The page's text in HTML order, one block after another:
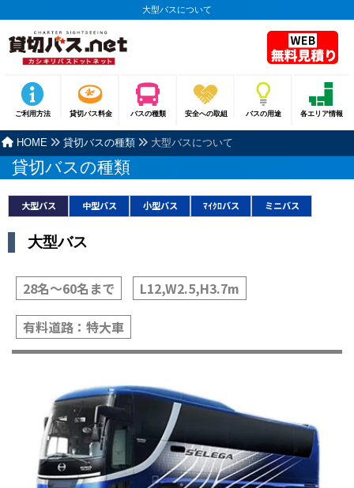
大型バスについて
ご利用方法 貸切バス料金 バスの種類 安全への取組 バスの用途 各エリア情報
HOME 貸切バスの種類 大型バスについて
貸切バスの種類
大型バス 中型バス 小型バス ﾏｲｸﾛバス ミニバス
大型バス
28名〜60名まで L12,W2.5,H3.7m
有料道路：特大車